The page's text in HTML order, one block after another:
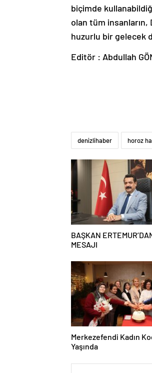
biçimde
olan tüm insanların,
huzurlu bir gelecek
Editör : Abdullah
denizlihaber horoz
BAŞKAN
MESAJI
Merkezefendi Kadın
Yaşında